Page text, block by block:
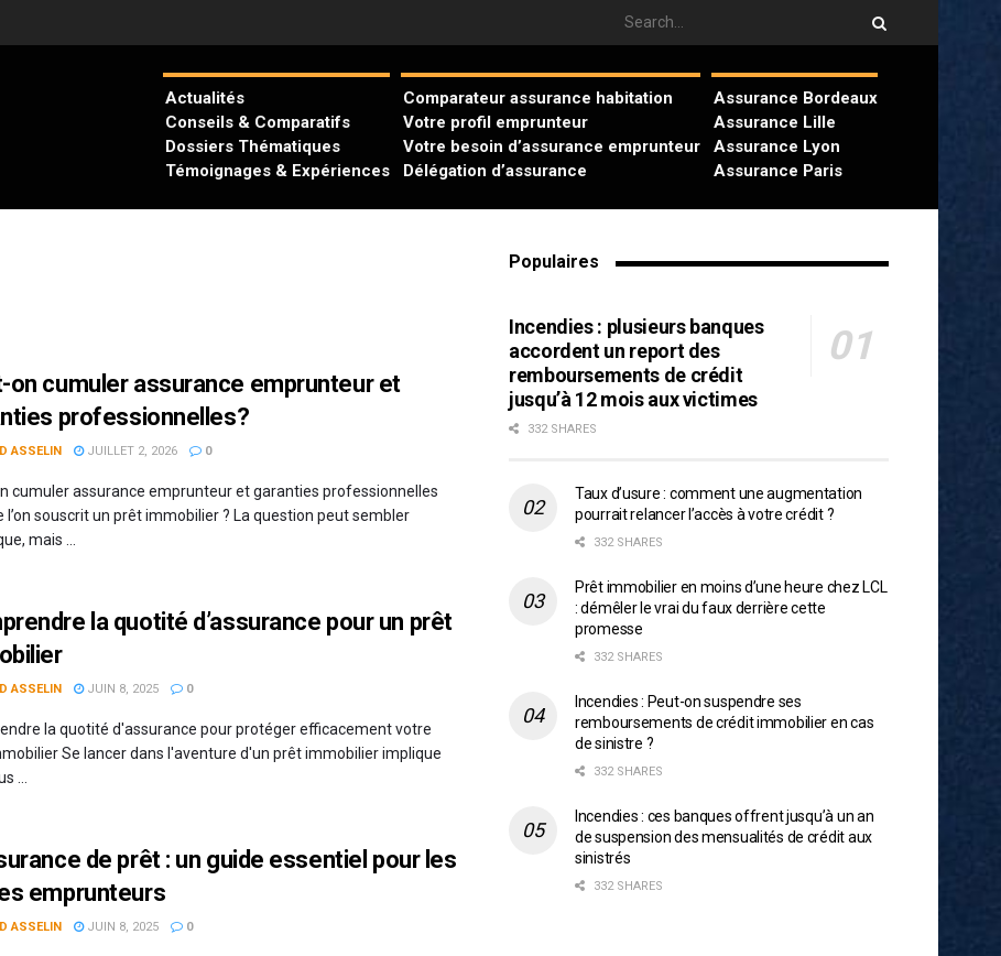
Actualités
Conseils & Comparatifs
Dossiers Thématiques
Témoignages & Expériences
Comparateur assurance habitation
Votre profil emprunteur
Votre besoin d’assurance emprunteur
Délégation d’assurance
Assurance Bordeaux
Assurance Lille
Assurance Lyon
Assurance Paris
on cumuler assurance emprunteur et
professionnelles?
ASSELIN JUILLET 2, 2026 0
cumuler assurance emprunteur et garanties professionnelles
l’on souscrit un prêt immobilier ? La question peut sembler
mais ...
la quotité d’assurance pour un prêt
ASSELIN JUIN 8, 2025 0
la quotité d'assurance pour protéger efficacement votre
Se lancer dans l'aventure d'un prêt immobilier implique
...
de prêt : un guide essentiel pour les
emprunteurs
ASSELIN JUIN 8, 2025 0
Populaires
Incendies : plusieurs banques
accordent un report des
remboursements de crédit
jusqu’à 12 mois aux victimes
332 SHARES
Taux d’usure : comment une augmentation
pourrait relancer l’accès à votre crédit ?
332 SHARES
Prêt immobilier en moins d’une heure chez LCL
: démêler le vrai du faux derrière cette
promesse
332 SHARES
Incendies : Peut-on suspendre ses
remboursements de crédit immobilier en cas
de sinistre ?
332 SHARES
Incendies : ces banques offrent jusqu’à un an
de suspension des mensualités de crédit aux
sinistrés
332 SHARES